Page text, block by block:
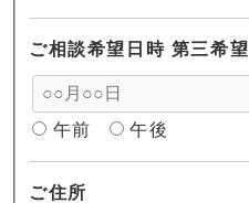
ご相談希望日時 第三希望
午前 午後
ご住所